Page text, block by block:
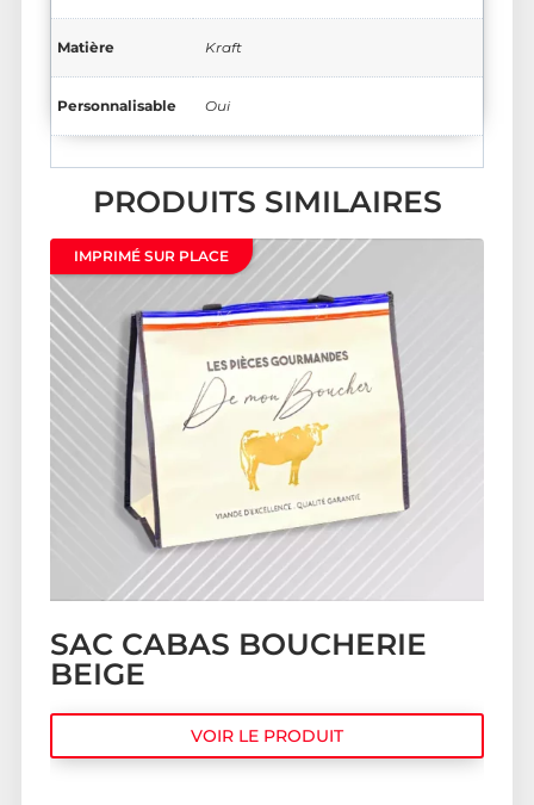
Matière Kraft
Personnalisable Oui
PRODUITS SIMILAIRES
SAC CABAS BOUCHERIE
BEIGE
VOIR LE PRODUIT
IMPRIMÉ SUR PLACE